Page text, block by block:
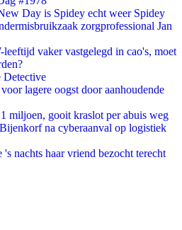
Day is Spidey echt weer Spidey
zorgprofessional Jan
vaker vastgelegd in cao's, moet
Detective
lagere oogst door aanhoudende
miljoen, gooit kraslot per abuis weg
na cyberaanval op logistiek
nachts haar vriend bezocht terecht